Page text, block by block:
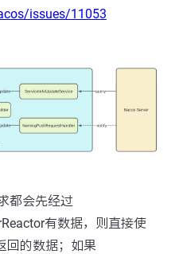
issues/11053
都会先经过
有数据，则直接使
回的数据；如果